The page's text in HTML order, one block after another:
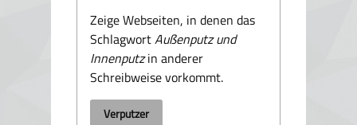
Zeige Webseiten, in denen das
SchlagwortAußenputz und
Innenputzin anderer
Schreibweise vorkommt.
Verputzer